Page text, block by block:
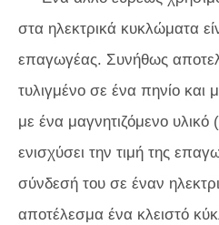
στα ηλεκτρικά κυκλώματα
επαγωγέας. Συνήθως
τυλιγμένο σε ένα πηνίο και
με ένα μαγνητιζόμενο
ενισχύσει την τιμή της
σύνδεσή του σε έναν
αποτέλεσμα ένα κλειστό